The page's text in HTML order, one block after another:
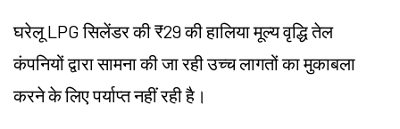
घरेलू LPG सिलेंडर की ₹29 की हालिया मूल्य वृद्धि तेल
कंपनियों द्वारा सामना की जा रही उच्च लागतों का मुकाबला
करने के लिए पर्याप्त नहीं रही है।